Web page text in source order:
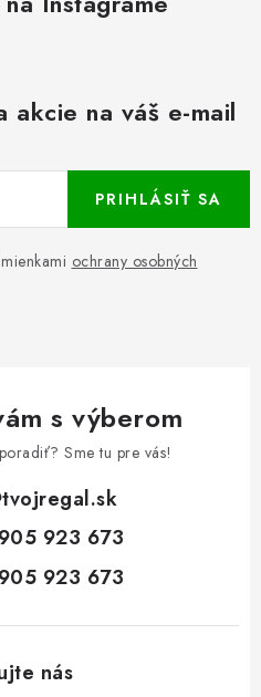
akcie na váš e-mail
ochrany osobných
PRIHLÁSIŤ SA
s výberom
Sme tu pre vás!
tvojregal.sk
923 673
923 673